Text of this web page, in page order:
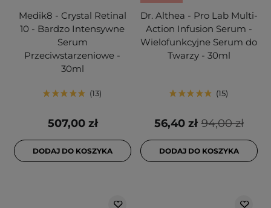
Medik8 - Crystal Retinal
10 - Bardzo Intensywne
Serum
Przeciwstarzeniowe -
30ml
13
507,00 zł
DODAJ DO KOSZYKA
Dr. Althea - Pro Lab Multi-
Action Infusion Serum -
Wielofunkcyjne Serum do
Twarzy - 30ml
15
94,00 zł
56,40 zł
DODAJ DO KOSZYKA